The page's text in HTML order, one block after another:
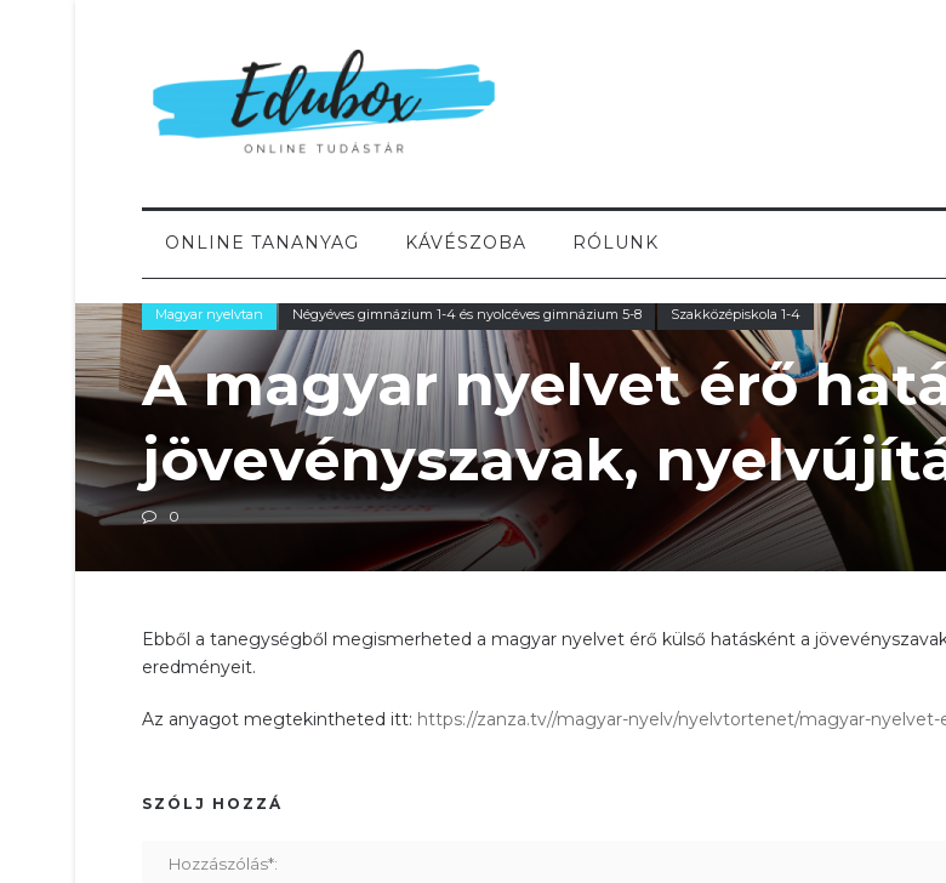
ONLINE TANANYAG KÁVÉSZOBA RÓLUNK
Magyar nyelvtan Négyéves gimnázium 1-4 és nyolcéves gimnázium 5-8 Szakközépiskola 1-4
A magyar nyelvet érő
jövevényszavak,
0
Ebből a tanegységből megismerheted a magyar nyelvet érő külső hatásként a
eredményeit.
Az anyagot megtekintheted itt: https://zanza.tv//magyar-nyelv/nyelvtortenet/magyar-nyelvet-
SZÓLJ HOZZÁ